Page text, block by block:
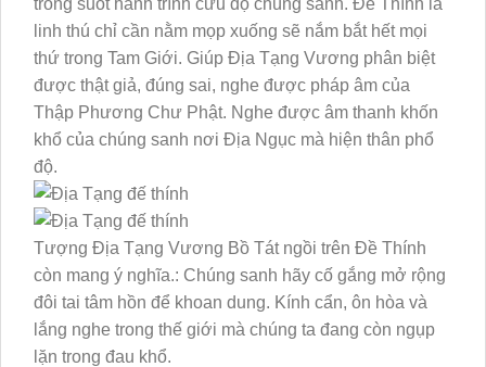
trong suốt hành trình cứu độ chúng sanh. Đề Thính là
linh thú chỉ cần nằm mọp xuống sẽ nắm bắt hết mọi
thứ trong Tam Giới. Giúp Địa Tạng Vương phân biệt
được thật giả, đúng sai, nghe được pháp âm của
Thập Phương Chư Phật. Nghe được âm thanh khốn
khổ của chúng sanh nơi Địa Ngục mà hiện thân phổ
độ.
Tượng Địa Tạng Vương Bồ Tát ngồi trên Đề Thính
còn mang ý nghĩa.: Chúng sanh hãy cố gắng mở rộng
đôi tai tâm hồn để khoan dung. Kính cẩn, ôn hòa và
lắng nghe trong thế giới mà chúng ta đang còn ngụp
lặn trong đau khổ.